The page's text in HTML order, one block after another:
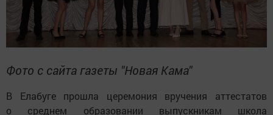
Фото с сайта газеты "Новая Кама"
В Елабуге прошла церемония вручения аттестатов
о среднем образовании выпускникам школа